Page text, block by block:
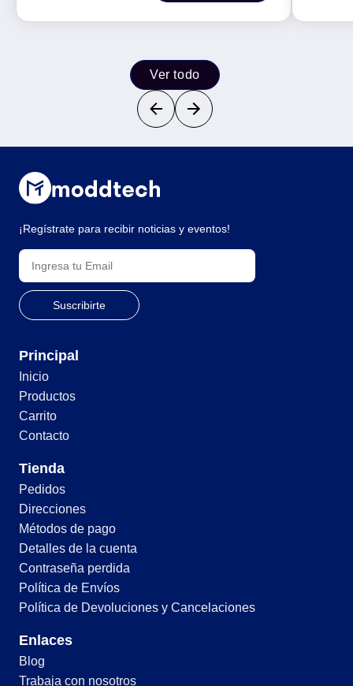
Ver todo
¡Regístrate para recibir noticias y eventos!
Principal
Inicio
Productos
Carrito
Contacto
Tienda
Pedidos
Direcciones
Métodos de pago
Detalles de la cuenta
Contraseña perdida
Política de Envíos
Política de Devoluciones y Cancelaciones
Enlaces
Blog
Trabaja con nosotros